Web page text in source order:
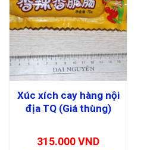
Xúc xích cay hàng nội
địa TQ (Giá thùng)
315.000VND